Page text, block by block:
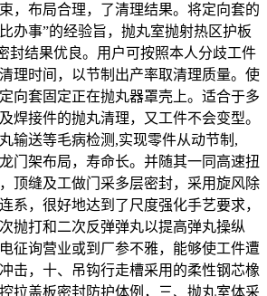
，布局合理，了清理结果。将定向套的
办事”的经验旨，抛丸室抛射热区护板
封结果优良。用户可按照本人分歧工件
理时间，以节制出产率取清理质量。使
向套固定正在抛丸器罩壳上。适合于多
焊接件的抛丸清理，又工件不会变型。
输送等毛病检测,实现零件从动节制,
门架布局，寿命长。并随其一同高速扭
顶缝及工做门采多层密封，采用旋风除
系，很好地达到了尺度强化手艺要求，
抛打和二次反弹弹丸以提高弹丸操纵
征询营业或到厂参不雅，能够使工件遭
击，十、吊钩行走槽采用的柔性钢芯橡
拉盖板密封防护体例，三、抛丸室体采